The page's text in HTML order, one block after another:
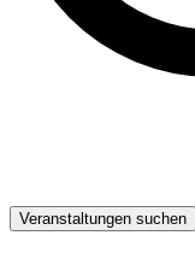
Veranstaltungen suchen